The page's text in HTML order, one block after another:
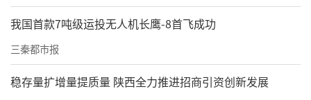
传统与现代交融的中医创新者与文化传播者
在深入继承传统中医验方精髓的基础上，家传
胃科不断追求创新，成功开发出一系列符合现
我国首款7吨级运投无人机长鹰-8首飞成功
三秦都市报
稳存量扩增量提质量 陕西全力推进招商引资创新发展